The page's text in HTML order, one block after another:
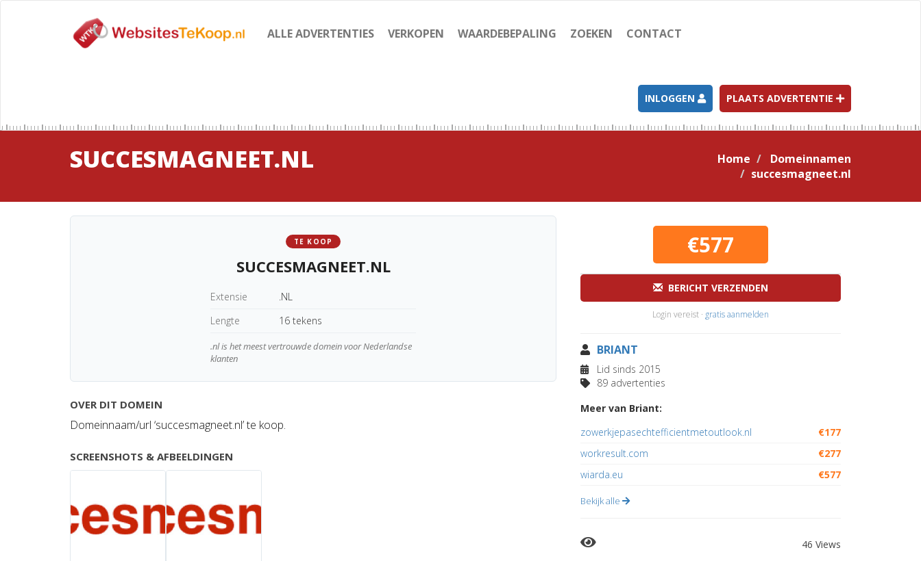
ALLE ADVERTENTIES VERKOPEN WAARDEBEPALING ZOEKEN CONTACT
INLOGGEN PLAATS ADVERTENTIE
SUCCESMAGNEET.NL Home
Domeinnamen
succesmagneet.nl
TE KOOP
SUCCESMAGNEET.NL
Extensie
.NL
Lengte
16 tekens
.nl is het meest vertrouwde domein voor Nederlandse
klanten
OVER DIT DOMEIN
Domeinnaam/url ‘succesmagneet.nl’ te koop.
SCREENSHOTS & AFBEELDINGEN
€577
BERICHT VERZENDEN
Login vereist · gratis aanmelden
BRIANT
Lid sinds 2015
89 advertenties
Meer van Briant:
zowerkjepasechtefficientmetoutlook.nl
€177
workresult.com
€277
wiarda.eu
€577
Bekijk alle
46 Views